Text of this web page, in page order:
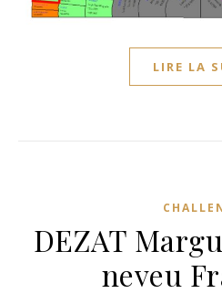
LIRE LA
DEZAT
neveu